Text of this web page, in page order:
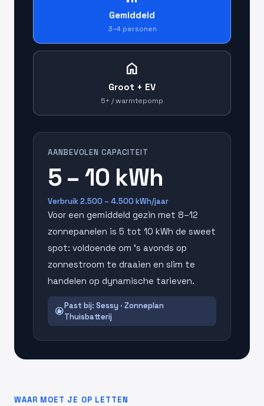
Gemiddeld
3–4 personen
home
Groot + EV
5+ / warmtepomp
AANBEVOLEN CAPACITEIT
5 – 10 kWh
Verbruik 2.500 – 4.500 kWh/jaar
Voor een gemiddeld gezin met 8–12
zonnepanelen is 5 tot 10 kWh de sweet
spot: voldoende om 's avonds op
zonnestroom te draaien en slim te
handelen op dynamische tarieven.
recommendPast bij: Sessy · Zonneplan
Thuisbatterij
WAAR MOET JE OP LETTEN